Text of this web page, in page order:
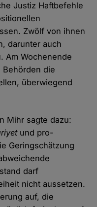
Justiz Haftbefehle
Zwölf von ihnen
darunter auch
Am Wochenende
die
überwiegend
Mihr sagte dazu:
und pro-
Geringschätzung
darf
nicht aussetzen.
auf, die